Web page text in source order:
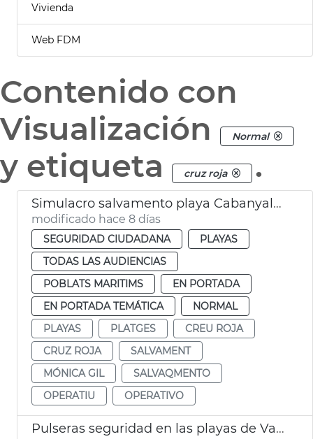
Vivienda
Web FDM
Contenido con
Visualización
Normal
y etiqueta cruz roja .
Simulacro salvamento playa Cabanyal València
modificado hace 8 días
SEGURIDAD CIUDADANA
PLAYAS
TODAS LAS AUDIENCIAS
POBLATS MARITIMS
EN PORTADA
EN PORTADA TEMÁTICA
NORMAL
PLAYAS
PLATGES
CREU ROJA
CRUZ ROJA
SALVAMENT
MÓNICA GIL
SALVAQMENTO
OPERATIU
OPERATIVO
Pulseras seguridad en las playas de València